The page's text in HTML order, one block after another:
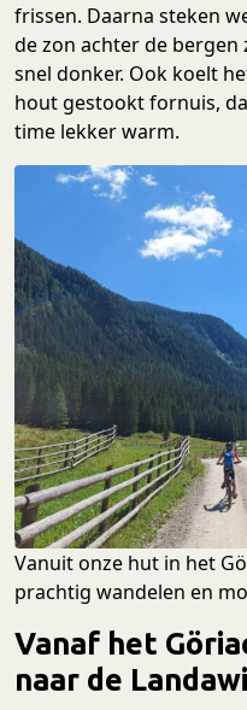
frissen. Daarna steken
de zon achter de bergen
snel donker. Ook koelt
hout gestookt fornuis,
time lekker warm.
Vanuit onze hut in het
prachtig wandelen en
Vanaf het
naar de